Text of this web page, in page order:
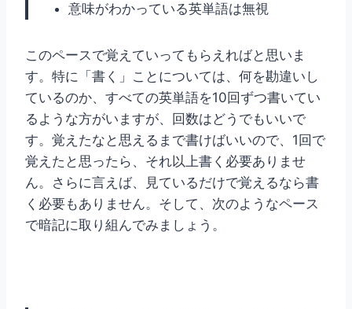
意味がわかっている英単語は無視
このペースで覚えていってもらえればと思いま
す。特に「書く」ことについては、何を勘違いし
ているのか、すべての英単語を10回ずつ書いてい
るような方がいますが、回数はどうでもいいで
す。覚えたなと思えるまで書けばいいので、1回で
覚えたと思ったら、それ以上書く必要ありませ
ん。さらに言えば、見ているだけで覚えるなら書
く必要もありません。そして、次のようなペース
で暗記に取り組んでみましょう。